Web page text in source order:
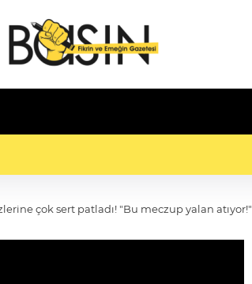
çok sert patladı! "Bu meczup yalan atıyor!"